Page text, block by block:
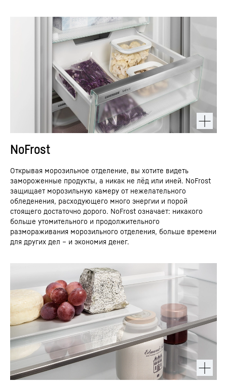
NoFrost
Открывая морозильное отделение, вы хотите видеть
замороженные продукты, а никак не лёд или иней. NoFrost
защищает морозильную камеру от нежелательного
обледенения, расходующего много энергии и порой
стоящего достаточно дорого. NoFrost означает: никакого
больше утомительного и продолжительного
размораживания морозильного отделения, больше времени
для других дел – и экономия денег.